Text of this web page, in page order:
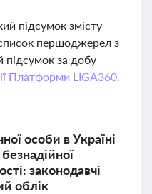
підсумок змісту
першоджерел з
за добу
Платформи LIGA360.
особи в Україні
законодавчі
облік